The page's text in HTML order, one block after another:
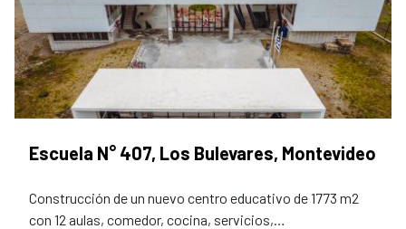
Escuela N° 407, Los Bulevares, Montevideo
Construcción de un nuevo centro educativo de 1773 m2
con 12 aulas, comedor, cocina, servicios,…